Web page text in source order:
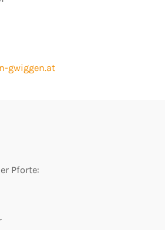
gwiggen.at
Pforte: